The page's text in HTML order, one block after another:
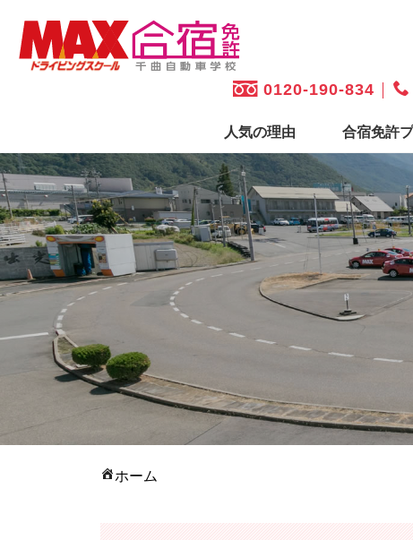
0120-190-834
人気の理由 合宿免許
ホーム